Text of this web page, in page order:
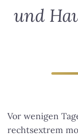
und
Vor wenigen
rechtsextrem